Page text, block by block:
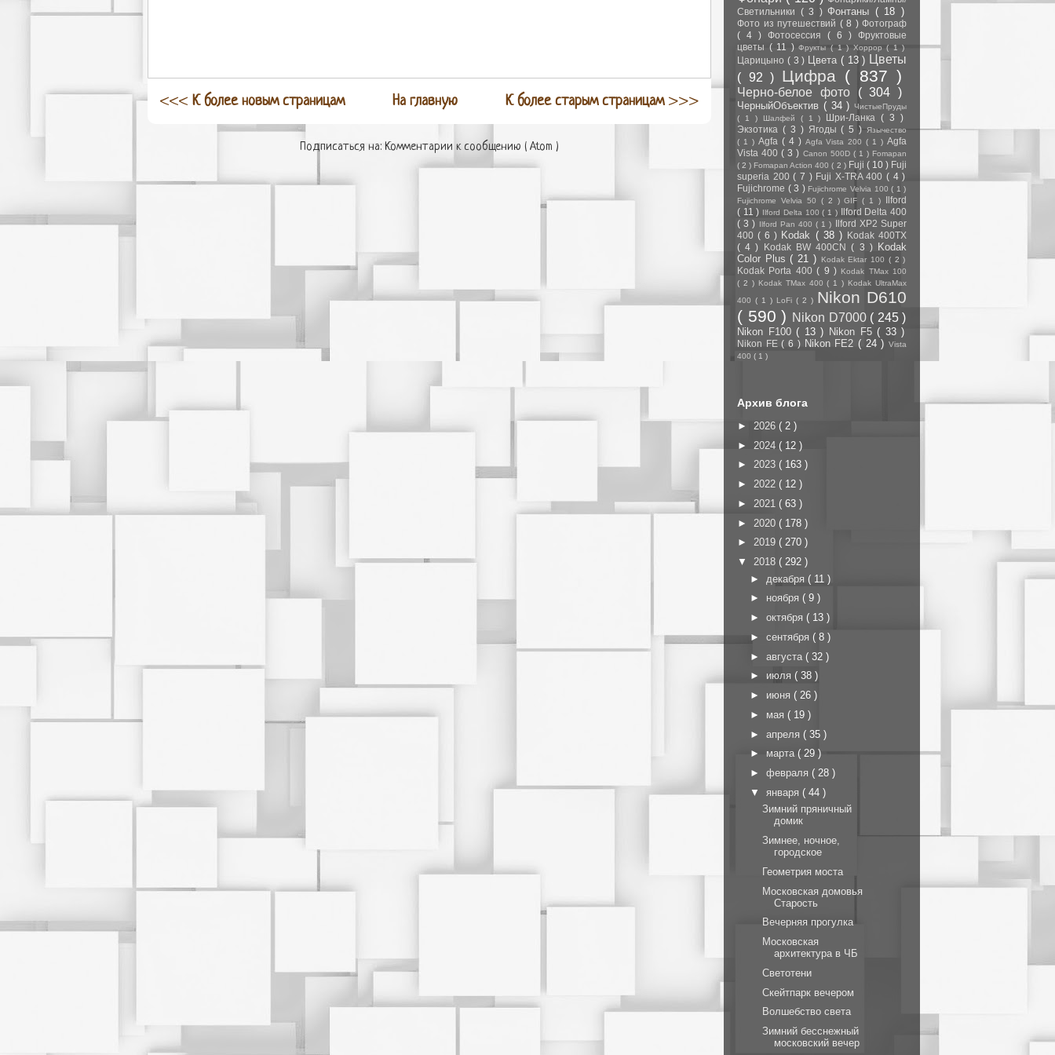
<<< К более новым страницам К более старым страницам >>>
На главную
Подписаться на: Комментарии к сообщению ( Atom )
Светильники ( 3 ) Фонтаны ( 18 )
Фото из путешествий ( 8 ) Фотограф
( 4 ) Фотосессия ( 6 ) Фруктовые
цветы ( 11 )Фрукты ( 1 ) Хоррор( 1 )
Царицыно ( 3 ) Цвета ( 13 ) Цветы
( 92 ) Цифра ( 837 )
Черно-белое фото ( 304 )
ЧерныйОбъектив ( 34 ) ЧистыеПруды
( 1 )
Шалфей ( 1 ) Шри-Ланка( 3 )
Экзотика ( 3 ) Ягоды( 5 ) Язычество
( 1 ) Agfa ( 4 ) Agfa Vista 200( 1 )Agfa
Vista 400( 3 ) Canon 500D ( 1 ) Fomapan
( 2 ) Fomapan Action 400( 2 ) Fuji ( 10 ) Fuji
superia 200( 7 ) Fuji X-TRA 400( 4 )
Fujichrome ( 3 ) Fujichrome Velvia 100( 1 )
Fujichrome Velvia 50 ( 2 )GIF( 1 ) Ilford
( 11 ) Ilford Delta 100( 1 ) Ilford Delta 400
( 3 ) Ilford Pan 400( 1 ) Ilford XP2 Super
400( 6 ) Kodak ( 38 ) Kodak 400TX
( 4 )
Kodak BW 400CN( 3 )
Kodak
Color Plus( 21 ) Kodak Ektar 100 ( 2 )
Kodak Porta 400( 9 ) Kodak TMax 100
( 2 ) Kodak TMax 400( 1 ) Kodak UltraMax
400 ( 1 ) LoFi ( 2 ) Nikon D610
( 590 ) Nikon D7000 ( 245 )
Nikon F100( 13 ) Nikon F5( 33 )
Nikon FE( 6 ) Nikon FE2 ( 24 )Vista
400 ( 1 )
Архив блога
► 2026 ( 2 )
► 2024 ( 12 )
► 2023 ( 163 )
► 2022 ( 12 )
► 2021 ( 63 )
► 2020 ( 178 )
► 2019 ( 270 )
▼ 2018 ( 292 )
► декабря ( 11 )
► ноября ( 9 )
► октября ( 13 )
► сентября ( 8 )
► августа ( 32 )
► июля ( 38 )
► июня ( 26 )
► мая ( 19 )
► апреля ( 35 )
► марта ( 29 )
► февраля ( 28 )
▼ января ( 44 )
Зимний пряничный
домик
Зимнее, ночное,
городское
Геометрия моста
Московская домовья
Старость
Вечерняя прогулка
Московская
архитектура в ЧБ
Светотени
Скейтпарк вечером
Волшебство света
Зимний бесснежный
московский вечер